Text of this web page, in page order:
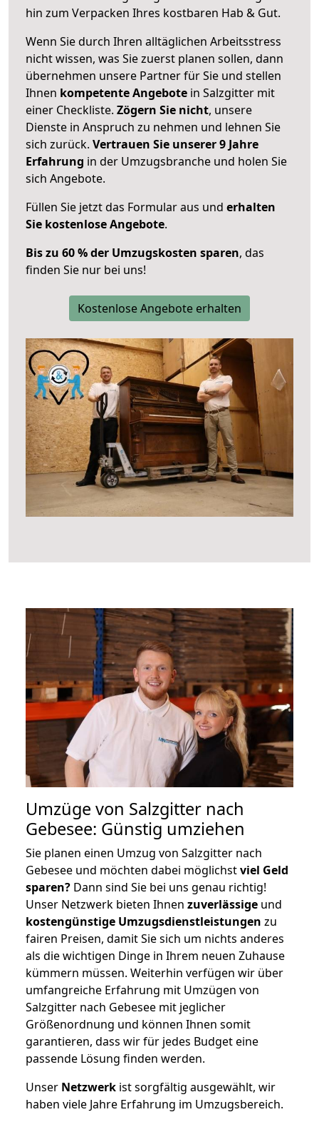
hin zum Verpacken Ihres kostbaren Hab & Gut.
Wenn Sie durch Ihren alltäglichen Arbeitsstress
nicht wissen, was Sie zuerst planen sollen, dann
übernehmen unsere Partner für Sie und stellen
Ihnen kompetente Angebote in Salzgitter mit
einer Checkliste. Zögern Sie nicht, unsere
Dienste in Anspruch zu nehmen und lehnen Sie
sich zurück. Vertrauen Sie unserer 9 Jahre
Erfahrung in der Umzugsbranche und holen Sie
sich Angebote.
Füllen Sie jetzt das Formular aus und erhalten
Sie kostenlose Angebote.
Bis zu 60 % der Umzugskosten sparen, das
finden Sie nur bei uns!
Kostenlose Angebote erhalten
Umzüge von Salzgitter nach
Gebesee: Günstig umziehen
Sie planen einen Umzug von Salzgitter nach
Gebesee und möchten dabei möglichstviel Geld
sparen? Dann sind Sie bei uns genau richtig!
Unser Netzwerk bieten Ihnen zuverlässige und
kostengünstige Umzugsdienstleistungen zu
fairen Preisen, damit Sie sich um nichts anderes
als die wichtigen Dinge in Ihrem neuen Zuhause
kümmern müssen. Weiterhin verfügen wir über
umfangreiche Erfahrung mit Umzügen von
Salzgitter nach Gebesee mit jeglicher
Größenordnung und können Ihnen somit
garantieren, dass wir für jedes Budget eine
passende Lösung finden werden.
Unser Netzwerk ist sorgfältig ausgewählt, wir
haben viele Jahre Erfahrung im Umzugsbereich.